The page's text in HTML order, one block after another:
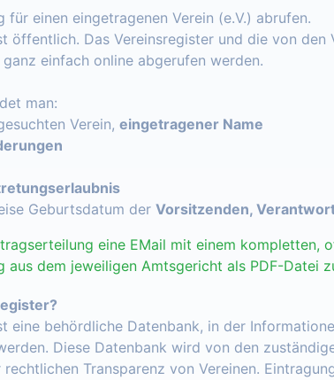
für einen eingetragenen Verein (e.V.) abrufen.
öffentlich. Das Vereinsregister und die von den
einfach online abgerufen werden.
man:
Verein, eingetragener Name
Geburtsdatum der Vorsitzenden,
eine EMail mit einem kompletten,
aus dem jeweiligen Amtsgericht als PDF-Datei
eine behördliche Datenbank, in der
Diese Datenbank wird von den
Transparenz von Vereinen.